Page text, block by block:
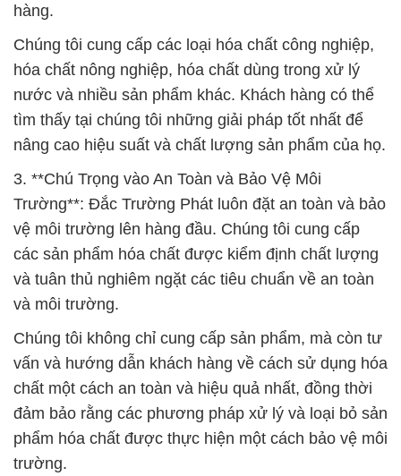
hàng.
Chúng tôi cung cấp các loại hóa chất công nghiệp,
hóa chất nông nghiệp, hóa chất dùng trong xử lý
nước và nhiều sản phẩm khác. Khách hàng có thể
tìm thấy tại chúng tôi những giải pháp tốt nhất để
nâng cao hiệu suất và chất lượng sản phẩm của họ.
3. **Chú Trọng vào An Toàn và Bảo Vệ Môi
Trường**: Đắc Trường Phát luôn đặt an toàn và bảo
vệ môi trường lên hàng đầu. Chúng tôi cung cấp
các sản phẩm hóa chất được kiểm định chất lượng
và tuân thủ nghiêm ngặt các tiêu chuẩn về an toàn
và môi trường.
Chúng tôi không chỉ cung cấp sản phẩm, mà còn tư
vấn và hướng dẫn khách hàng về cách sử dụng hóa
chất một cách an toàn và hiệu quả nhất, đồng thời
đảm bảo rằng các phương pháp xử lý và loại bỏ sản
phẩm hóa chất được thực hiện một cách bảo vệ môi
trường.